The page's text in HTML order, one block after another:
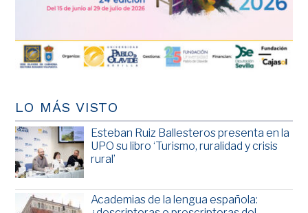
LO MÁS VISTO
Esteban Ruiz Ballesteros presenta en la
UPO su libro ‘Turismo, ruralidad y crisis
rural’
Academias de la lengua española: